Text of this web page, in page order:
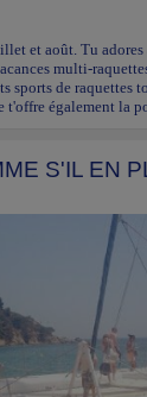
et août. Tu
multi-
sports de raquettes
également la
S'IL EN